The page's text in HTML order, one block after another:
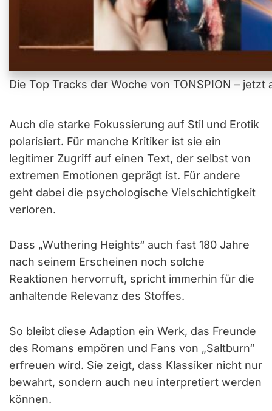
Die Top Tracks der Woche von TONSPION –
Auch die starke Fokussierung auf Stil und Erotik
polarisiert. Für manche Kritiker ist sie ein
legitimer Zugriff auf einen Text, der selbst von
extremen Emotionen geprägt ist. Für andere
geht dabei die psychologische Vielschichtigkeit
verloren.
Dass „Wuthering Heights“ auch fast 180 Jahre
nach seinem Erscheinen noch solche
Reaktionen hervorruft, spricht immerhin für die
anhaltende Relevanz des Stoffes.
So bleibt diese Adaption ein Werk, das Freunde
des Romans empören und Fans von „Saltburn“
erfreuen wird. Sie zeigt, dass Klassiker nicht nur
bewahrt, sondern auch neu interpretiert werden
können.